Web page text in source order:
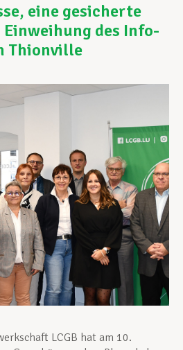
eine gesicherte
des Info-
Thionville
LCGB hat am 10.